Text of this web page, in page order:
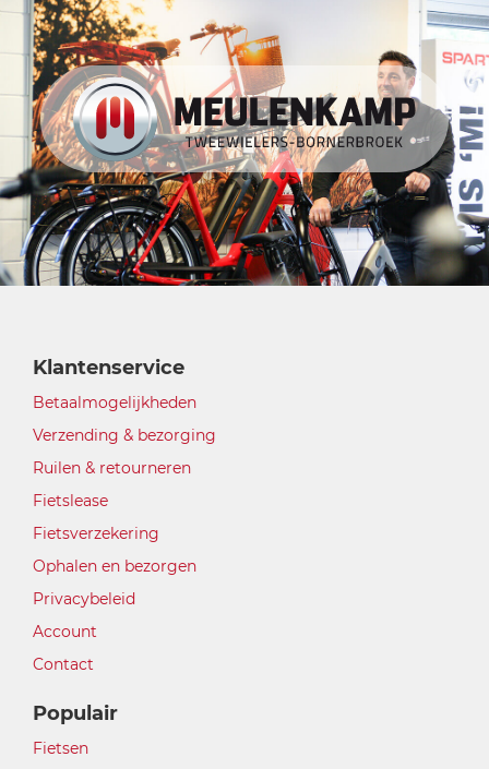
Klantenservice
Betaalmogelijkheden
Verzending & bezorging
Ruilen & retourneren
Fietslease
Fietsverzekering
Ophalen en bezorgen
Privacybeleid
Account
Contact
Populair
Fietsen